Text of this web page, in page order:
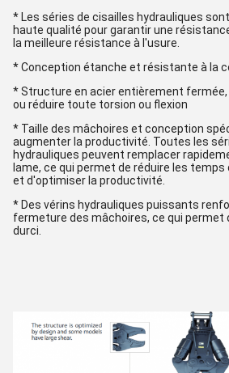
* Les séries de cisailles hydrauliques
haute qualité pour garantir une
la meilleure résistance à l'usure.
* Conception étanche et résistante à la
* Structure en acier entièrement
ou réduire toute torsion ou flexion
* Taille des mâchoires et conception
augmenter la productivité. Toutes les
hydrauliques peuvent remplacer
lame, ce qui permet de réduire les
et d'optimiser la productivité.
* Des vérins hydrauliques puissants
fermeture des mâchoires, ce qui permet
durci.